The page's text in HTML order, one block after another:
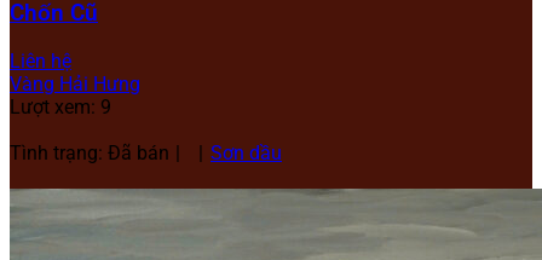
Chốn Cũ
Liên hệ
Vàng Hải Hưng
Lượt xem: 9
Tình trạng: Đã bán
Sơn dầu